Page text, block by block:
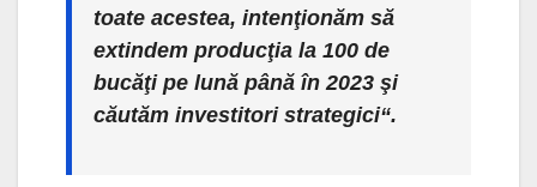
toate acestea, intenţionăm să
extindem producţia la 100 de
bucăţi pe lună până în 2023 şi
căutăm investitori strategici“.